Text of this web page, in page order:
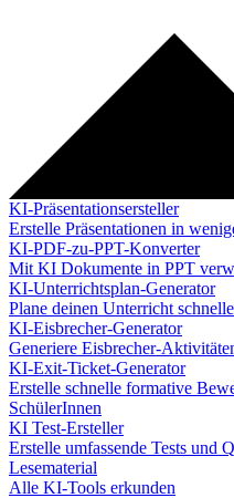
KI-Präsentationsersteller
Erstelle Präsentationen in
KI-PDF-zu-PPT-Konverter
Mit KI Dokumente in PPT
KI-Unterrichtsplan-Generator
Plane deinen Unterricht
KI-Eisbrecher-Generator
Generiere Eisbrecher-
KI-Exit-Ticket-Generator
Erstelle schnelle formative
SchülerInnen
KI Test-Ersteller
Erstelle umfassende Tests und
Lesematerial
Alle KI-Tools erkunden